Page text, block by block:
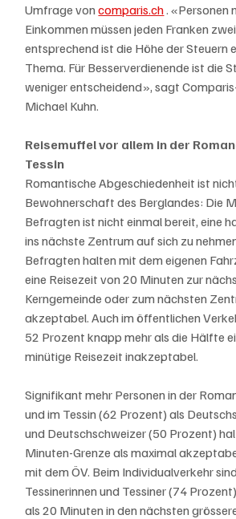
Umfrage von comparis.ch . «Personen
Einkommen müssen jeden Franken
entsprechend ist die Höhe der Steuern
Thema. Für Besserverdienende ist die
weniger entscheidend», sagt
Michael Kuhn.
Reisemuffel vor allem in der
Tessin
Romantische Abgeschiedenheit ist
Bewohnerschaft des Berglandes: Die
Befragten ist nicht einmal bereit, eine
ins nächste Zentrum auf sich zu
Befragten halten mit dem eigenen
eine Reisezeit von 20 Minuten zur
Kerngemeinde oder zum nächsten
akzeptabel. Auch im öffentlichen
52 Prozent knapp mehr als die Hälfte
minütige Reisezeit inakzeptabel.
Signifikant mehr Personen in der
und im Tessin (62 Prozent) als
und Deutschschweizer (50 Prozent)
Minuten-Grenze als maximal
mit dem ÖV. Beim Individualverkehr
Tessinerinnen und Tessiner (74
als 20 Minuten in den nächsten